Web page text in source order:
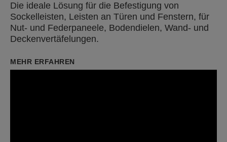
Die ideale Lösung für die Befestigung von
Sockelleisten, Leisten an Türen und Fenstern, für
Nut- und Federpaneele, Bodendielen, Wand- und
Deckenvertäfelungen.
MEHR ERFAHREN